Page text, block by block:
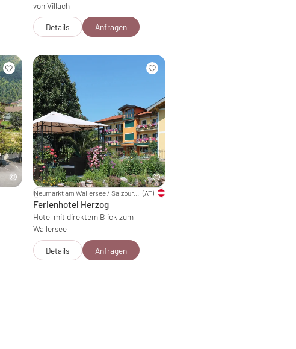
von Villach
Details Anfragen
(AT)
Ferienhotel Herzog
Hotel mit direktem Blick zum
Wallersee
Details Anfragen